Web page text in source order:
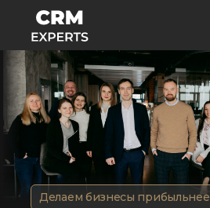
Делаем бизнесы прибыльнее